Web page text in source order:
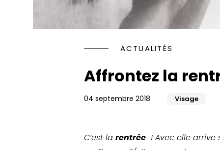
ACTUALITÉS
Affrontez la
04 septembre 2018 Visage
C’est la rentrée! Avec elle arrive